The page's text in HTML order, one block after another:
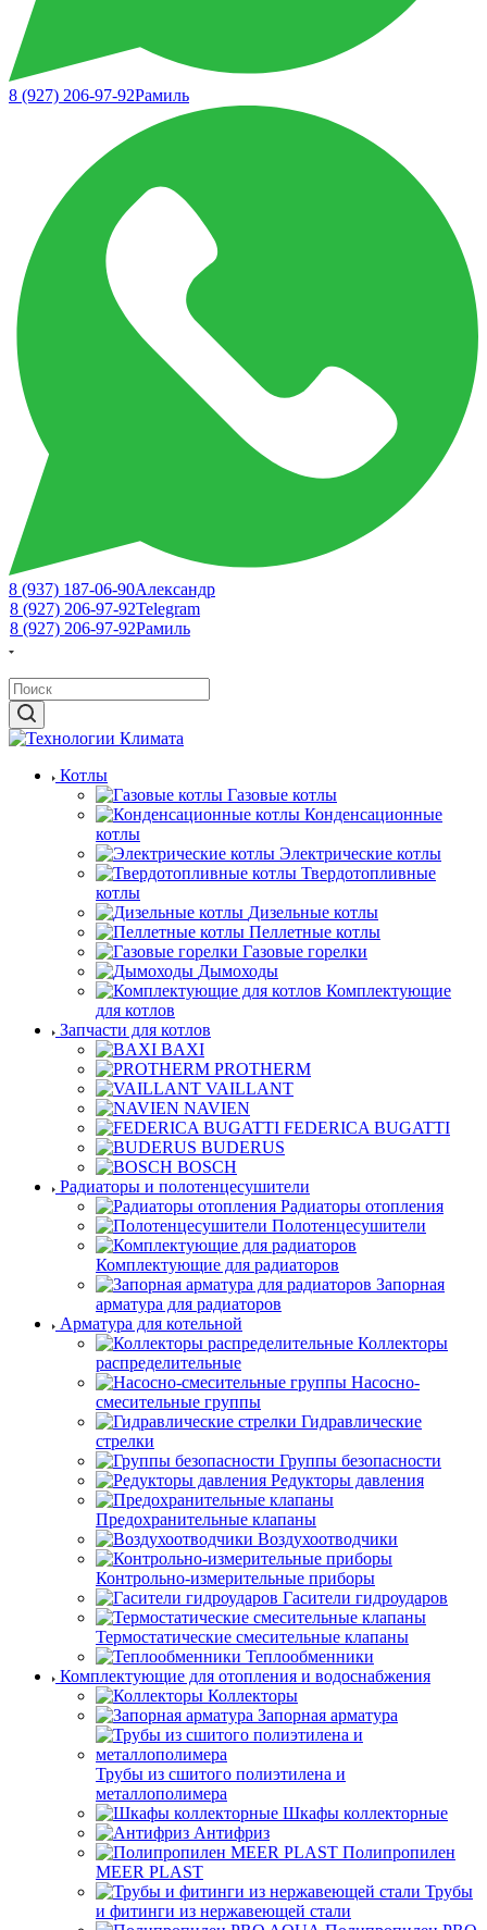
8 (927) 206-97-92Рамиль
8 (937) 187-06-90Александр
8 (927) 206-97-92Telegram
8 (927) 206-97-92Рамиль
Котлы
Газовые котлы
Конденсационные
котлы
Электрические котлы
Твердотопливные
котлы
Дизельные котлы
Пеллетные котлы
Газовые горелки
Дымоходы
Комплектующие
для котлов
Запчасти для котлов
BAXI
PROTHERM
VAILLANT
NAVIEN
FEDERICA BUGATTI
BUDERUS
BOSCH
Радиаторы и полотенцесушители
Радиаторы отопления
Полотенцесушители
Комплектующие для радиаторов
Запорная
арматура для радиаторов
Арматура для котельной
Коллекторы
распределительные
Насосно-
смесительные группы
Гидравлические
стрелки
Группы безопасности
Редукторы давления
Предохранительные клапаны
Воздухоотводчики
Контрольно-измерительные приборы
Гасители гидроударов
Термостатические смесительные клапаны
Теплообменники
Комплектующие для отопления и водоснабжения
Коллекторы
Запорная арматура
Трубы из сшитого полиэтилена и
металлополимера
Шкафы коллекторные
Антифриз
Полипропилен
MEER PLAST
Трубы
и фитинги из нержавеющей стали